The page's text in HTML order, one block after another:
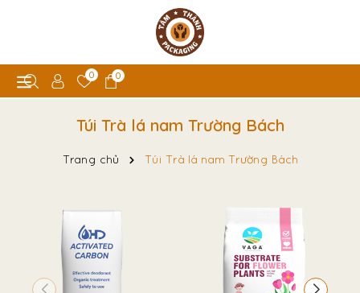
0 0
Túi Trà lá nam Trường Bách
Trang chủ Túi Trà lá nam Trường Bách